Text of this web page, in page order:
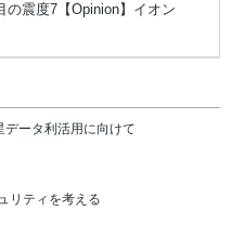
の震度7【Opinion】イオン
データ利活用に向けて
リティを考える